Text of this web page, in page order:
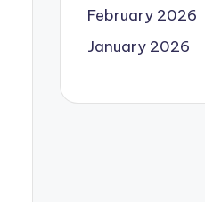
February 2026
January 2026